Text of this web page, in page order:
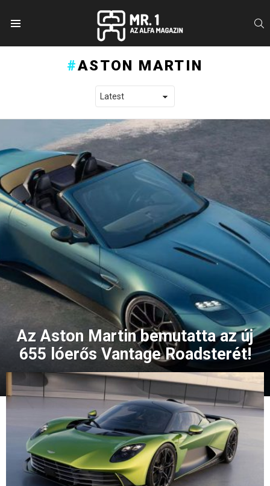
ASTON MARTIN
LATEST STORIES
Az Aston Martin bemutatta az új
655 lóerős Vantage Roadsterét!